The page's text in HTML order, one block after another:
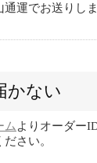
運でお送りしま
かない
ム よりオーダー
さい。